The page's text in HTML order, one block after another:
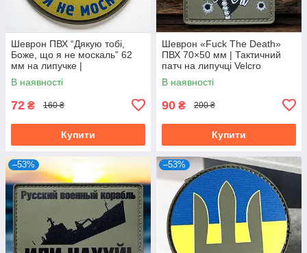
Шеврон ПВХ “Дякую тобі,
Боже, що я не москаль” 62
мм на липучке |
Патриотический патч
Украина
В наявності
72 ₴ 160 ₴
Купити
Шеврон «Fuck The Death»
ПВХ 70×50 мм | Тактичний
патч на липучці Velcro
В наявності
90 ₴ 200 ₴
Купити
–53% –53%